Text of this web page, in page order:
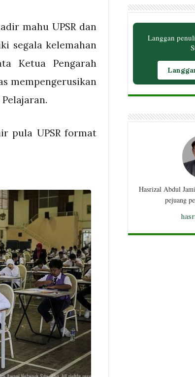
mahu UPSR dan
segala kelemahan
Ketua Pengarah
mempengerusikan
pula UPSR format
Langgan
Hasrizal Abdul
pejuang